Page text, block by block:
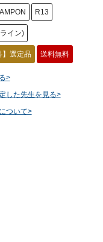
R13
イン)
】選定品 送料無料
>
した先生を見る>
ついて>